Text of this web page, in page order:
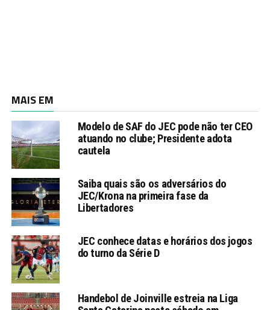
MAIS EM
Modelo de SAF do JEC pode não ter CEO
atuando no clube; Presidente adota
cautela
Saiba quais são os adversários do
JEC/Krona na primeira fase da
Libertadores
JEC conhece datas e horários dos jogos
do turno da Série D
Handebol de Joinville estreia na Liga